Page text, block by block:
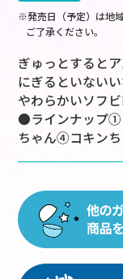
※発売日（予定）は地
ご了承ください。
ぎゅっとすると
にぎるといない
やわらかいソフ
●ラインナップ①
ちゃん④コキン